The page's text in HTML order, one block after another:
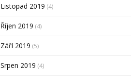
Listopad 2019 (4)
Říjen 2019 (4)
Září 2019 (5)
Srpen 2019 (4)